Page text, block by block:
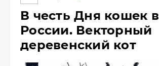
В честь Дня кошек в
России. Векторный
деревенский кот